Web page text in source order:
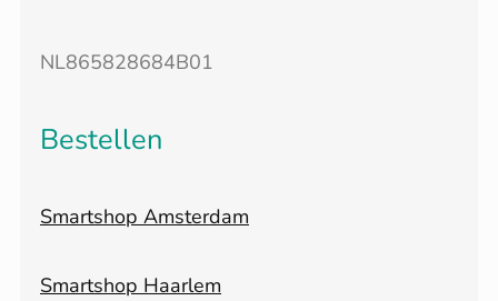
NL865828684B01
Bestellen
Smartshop Amsterdam
Smartshop Haarlem